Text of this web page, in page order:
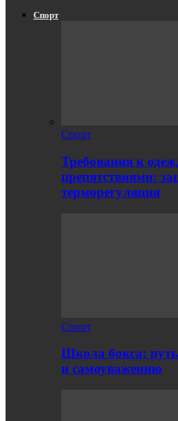
Спорт
Спорт
Требования к
препятствиями:
терморегуляция
Спорт
Школа бокса:
и самоуважению